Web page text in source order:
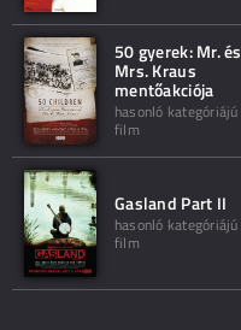
50 gyerek: Mr. és
Mrs. Kraus
mentőakciója
hasonló kategóriájú
film
Gasland Part II
hasonló kategóriájú
film